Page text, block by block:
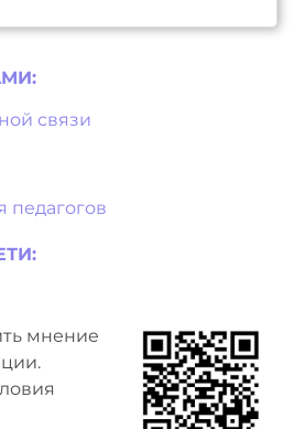
связи
педагогов
мнение